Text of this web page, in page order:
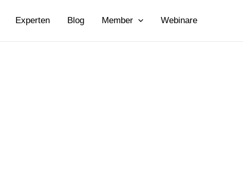
Experten Blog Member Webinare